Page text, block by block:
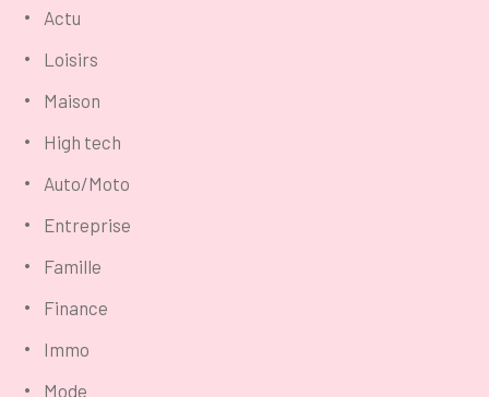
Actu
Loisirs
Maison
High tech
Auto/Moto
Entreprise
Famille
Finance
Immo
Mode